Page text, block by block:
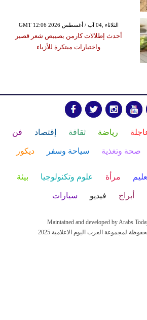
GMT 12:06 2026 الثلاثاء ,04 آب / أغسطس
أحدث إطلالات كارمن بصيبص شعر قصير
واختيارات مبتكرة للأزياء
رياضة ثقافة إقتصاد فن
صحة وتغذية سياحة وسفر ديكور
مرأة علوم وتكنولوجيا بيئة
أبراج فيديو سيارات
Maintained and developed by Arabs